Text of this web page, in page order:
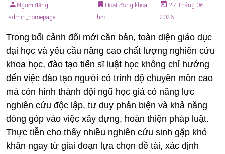
Người đăng:
admin_homepage
Hoạt động khoa
học
27 Tháng 06,
2026
Trong bối cảnh đổi mới căn bản, toàn diện giáo dục
đại học và yêu cầu nâng cao chất lượng nghiên cứu
khoa học, đào tạo tiến sĩ luật học không chỉ hướng
đến việc đào tạo người có trình độ chuyên môn cao
mà còn hình thành đội ngũ học giả có năng lực
nghiên cứu độc lập, tư duy phản biện và khả năng
đóng góp vào việc xây dựng, hoàn thiện pháp luật.
Thực tiễn cho thấy nhiều nghiên cứu sinh gặp khó
khăn ngay từ giai đoạn lựa chọn đề tài, xác định